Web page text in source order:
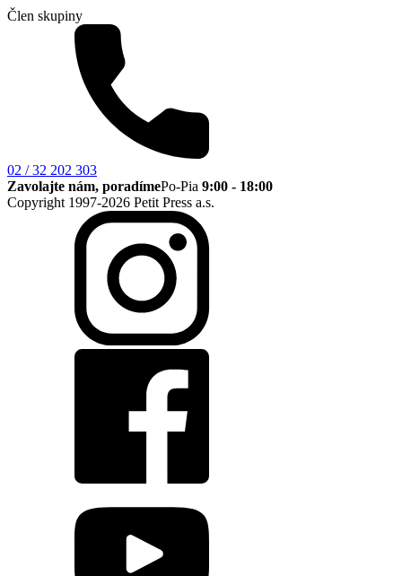
Člen skupiny
02 / 32 202 303
Zavolajte nám, poradímePo-Pia 9:00 - 18:00
Copyright 1997-2026 Petit Press a.s.